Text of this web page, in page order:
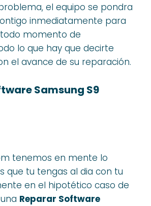
el equipo se pondra
inmediatamente para
momento de
lo que hay que decirte
el avance de su reparación.
Samsung S9
tenemos en mente lo
que tu tengas al dia con tu
en el hipotético caso de
Reparar Software